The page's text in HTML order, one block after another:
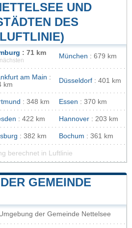
UND
DES
: 71 km München : 679 km
am Main :
km
Düsseldorf : 401 km
: 348 km Essen : 370 km
: 422 km Hannover : 203 km
: 382 km Bochum : 361 km
berechnet in Luftlinie
GEMEINDE
der Gemeinde Nettelsee